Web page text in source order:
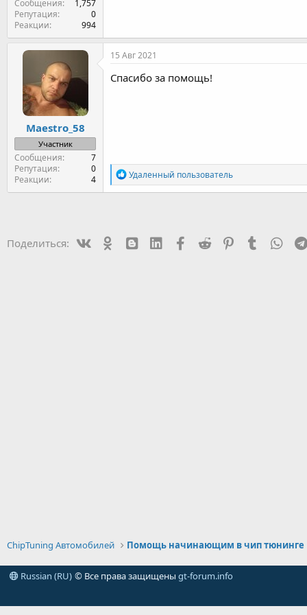
Сообщения
1,757
Репутация
0
Реакции
994
Maestro_58
Участник
Сообщения
7
Репутация
0
Реакции
4
15 Авг 2021
Спасибо за помощь!
Р
е
а
и
:
Удаленный пользователь
Поделиться: Vk Ok mes_blogger
Linked InFacebook
Reddit PinterestTumblr
ChipTuning Автомобилей Помощь начинающим в чип тюнинге
Russian (RU) © Все права защищены gt-forum.info